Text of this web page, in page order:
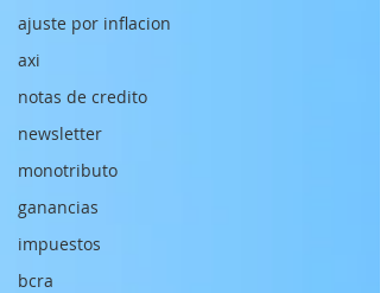
ajuste por inflacion
axi
notas de credito
newsletter
monotributo
ganancias
impuestos
bcra